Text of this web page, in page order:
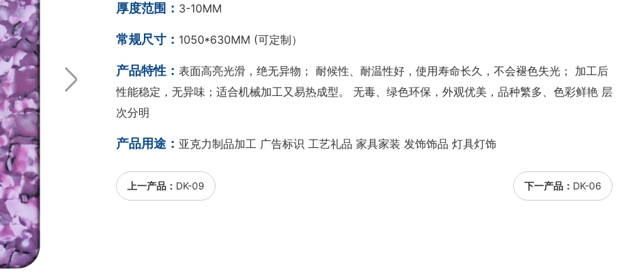
厚度范围： 3-10MM
常规尺寸： 1050*630MM (可定制）
产品特性： 表面高亮光滑，绝无异物； 耐候性、耐温性好，使用寿命长久，不会褪色失光； 加工后
性能稳定，无异味；适合机械加工又易热成型。 无毒、绿色环保，外观优美，品种繁多、色彩鲜艳 层
次分明
产品用途： 亚克力制品加工 广告标识 工艺礼品 家具家装 发饰饰品 灯具灯饰
上一产品： DK-09 下一产品： DK-06